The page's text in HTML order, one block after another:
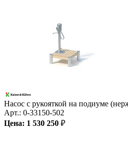
Насос с рукояткой на подиуме
Арт.: 0-33150-502
Цена: 1 530 250 ₽